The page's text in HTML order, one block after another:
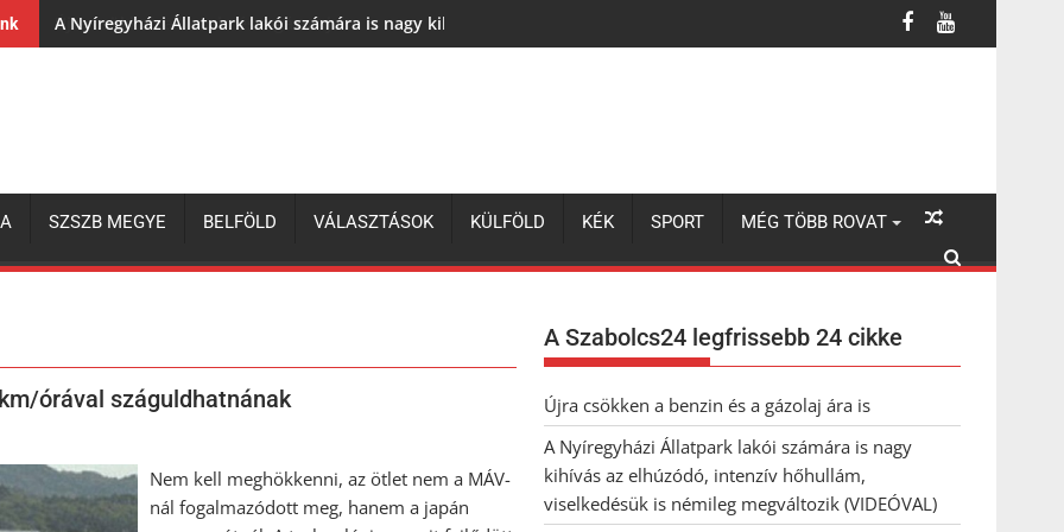
A Nyíregyházi Állatpark lakói számára is nagy kihívás az elhúzódó, intenzív hőhullám, viselkedésük is némileg megváltozik
SZSZB MEGYE BELFÖLD VÁLASZTÁSOK KÜLFÖLD KÉK SPORT MÉG TÖBB ROVAT
órával száguldhatnának
Nem kell meghökkenni, az ötlet nem a MÁV-
nál fogalmazódott meg, hanem a japán
A Szabolcs24 legfrissebb 24 cikke
Újra csökken a benzin és a gázolaj ára is
A Nyíregyházi Állatpark lakói számára is nagy
kihívás az elhúzódó, intenzív hőhullám,
viselkedésük is némileg megváltozik (VIDEÓVAL)